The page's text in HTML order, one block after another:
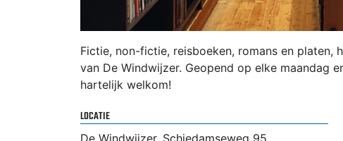
Fictie, non-fictie, reisboeken, romans en platen,
van De Windwijzer. Geopend op elke maandag
hartelijk welkom!
LOCATIE
De Windwijzer, Schiedamseweg 95